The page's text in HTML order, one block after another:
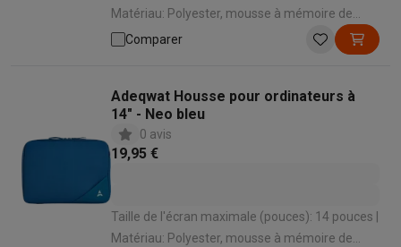
Matériau: Polyester, mousse à mémoire de
forme
Comparer
Adeqwat Housse pour ordinateurs à
14" - Neo bleu
0 avis
19,95 €
Taille de l'écran maximale (pouces): 14 pouces |
Matériau: Polyester, mousse à mémoire de